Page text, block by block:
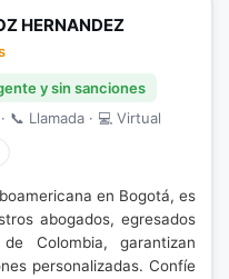
HERNANDEZ
y sin sanciones
📞 Llamada · 💻 Virtual
en Bogotá, es
abogados, egresados
Colombia, garantizan
personalizadas. Confíe